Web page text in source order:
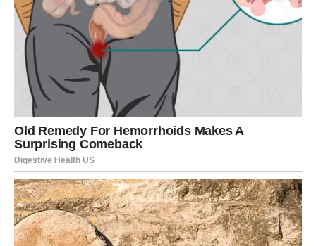
Priprema margarin kreme:
Margarin umutite u penastu masu sa šećerom u prahu.
Spajanje kreme:
U ohlađenu puding masu pažljivo umešajte umućeni
margarin. Dobijate bogatu, glatku kremu savršene
teksture.
Dodavanje šlaga:
Na kraju, nafilujte kolač kremom i odozgo premažite sa
šlagom. Šlag će dodatno osvežiti kolač i učiniti ga
laganijim.